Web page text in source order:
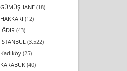
GÜMÜŞHANE(18)
HAKKARİ (12)
IĞDIR (43)
İSTANBUL (3.522)
Kadıköy(25)
KARABÜK(40)